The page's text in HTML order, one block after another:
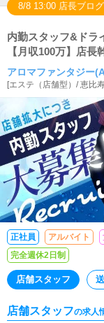
8/8 13:00 店長ブロ
内勤スタッフ&ドライバ―急募！！
【月収100万】店
募集！女性スタッフ
アロマファンタジー
[エステ（店舗型） /恵比
正社員 アルバイト
完全週休2日制
店舗スタッフ
店舗スタッフの求人